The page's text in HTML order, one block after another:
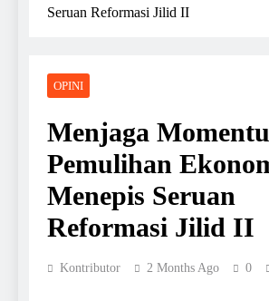
Seruan Reformasi Jilid II
OPINI
Menjaga
Pemulihan
Menepis Seruan
Reformasi Jilid II
Kontributor 2 Months Ago 0